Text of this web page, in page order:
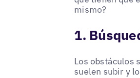
mismo?
1.
Los obstáculos
suelen subir y